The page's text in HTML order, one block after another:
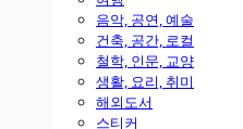
음악, 공연, 예술
건축, 공간, 로컬
철학, 인문, 교양
생활, 요리, 취미
해외도서
스티커